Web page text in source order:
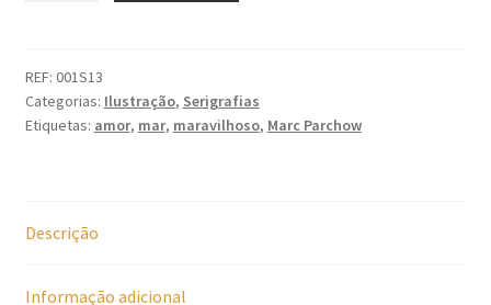
da
Lua
REF: 001S13
Categorias: Ilustração, Serigrafias
Etiquetas: amor, mar, maravilhoso, Marc Parchow
Descrição
Informação adicional